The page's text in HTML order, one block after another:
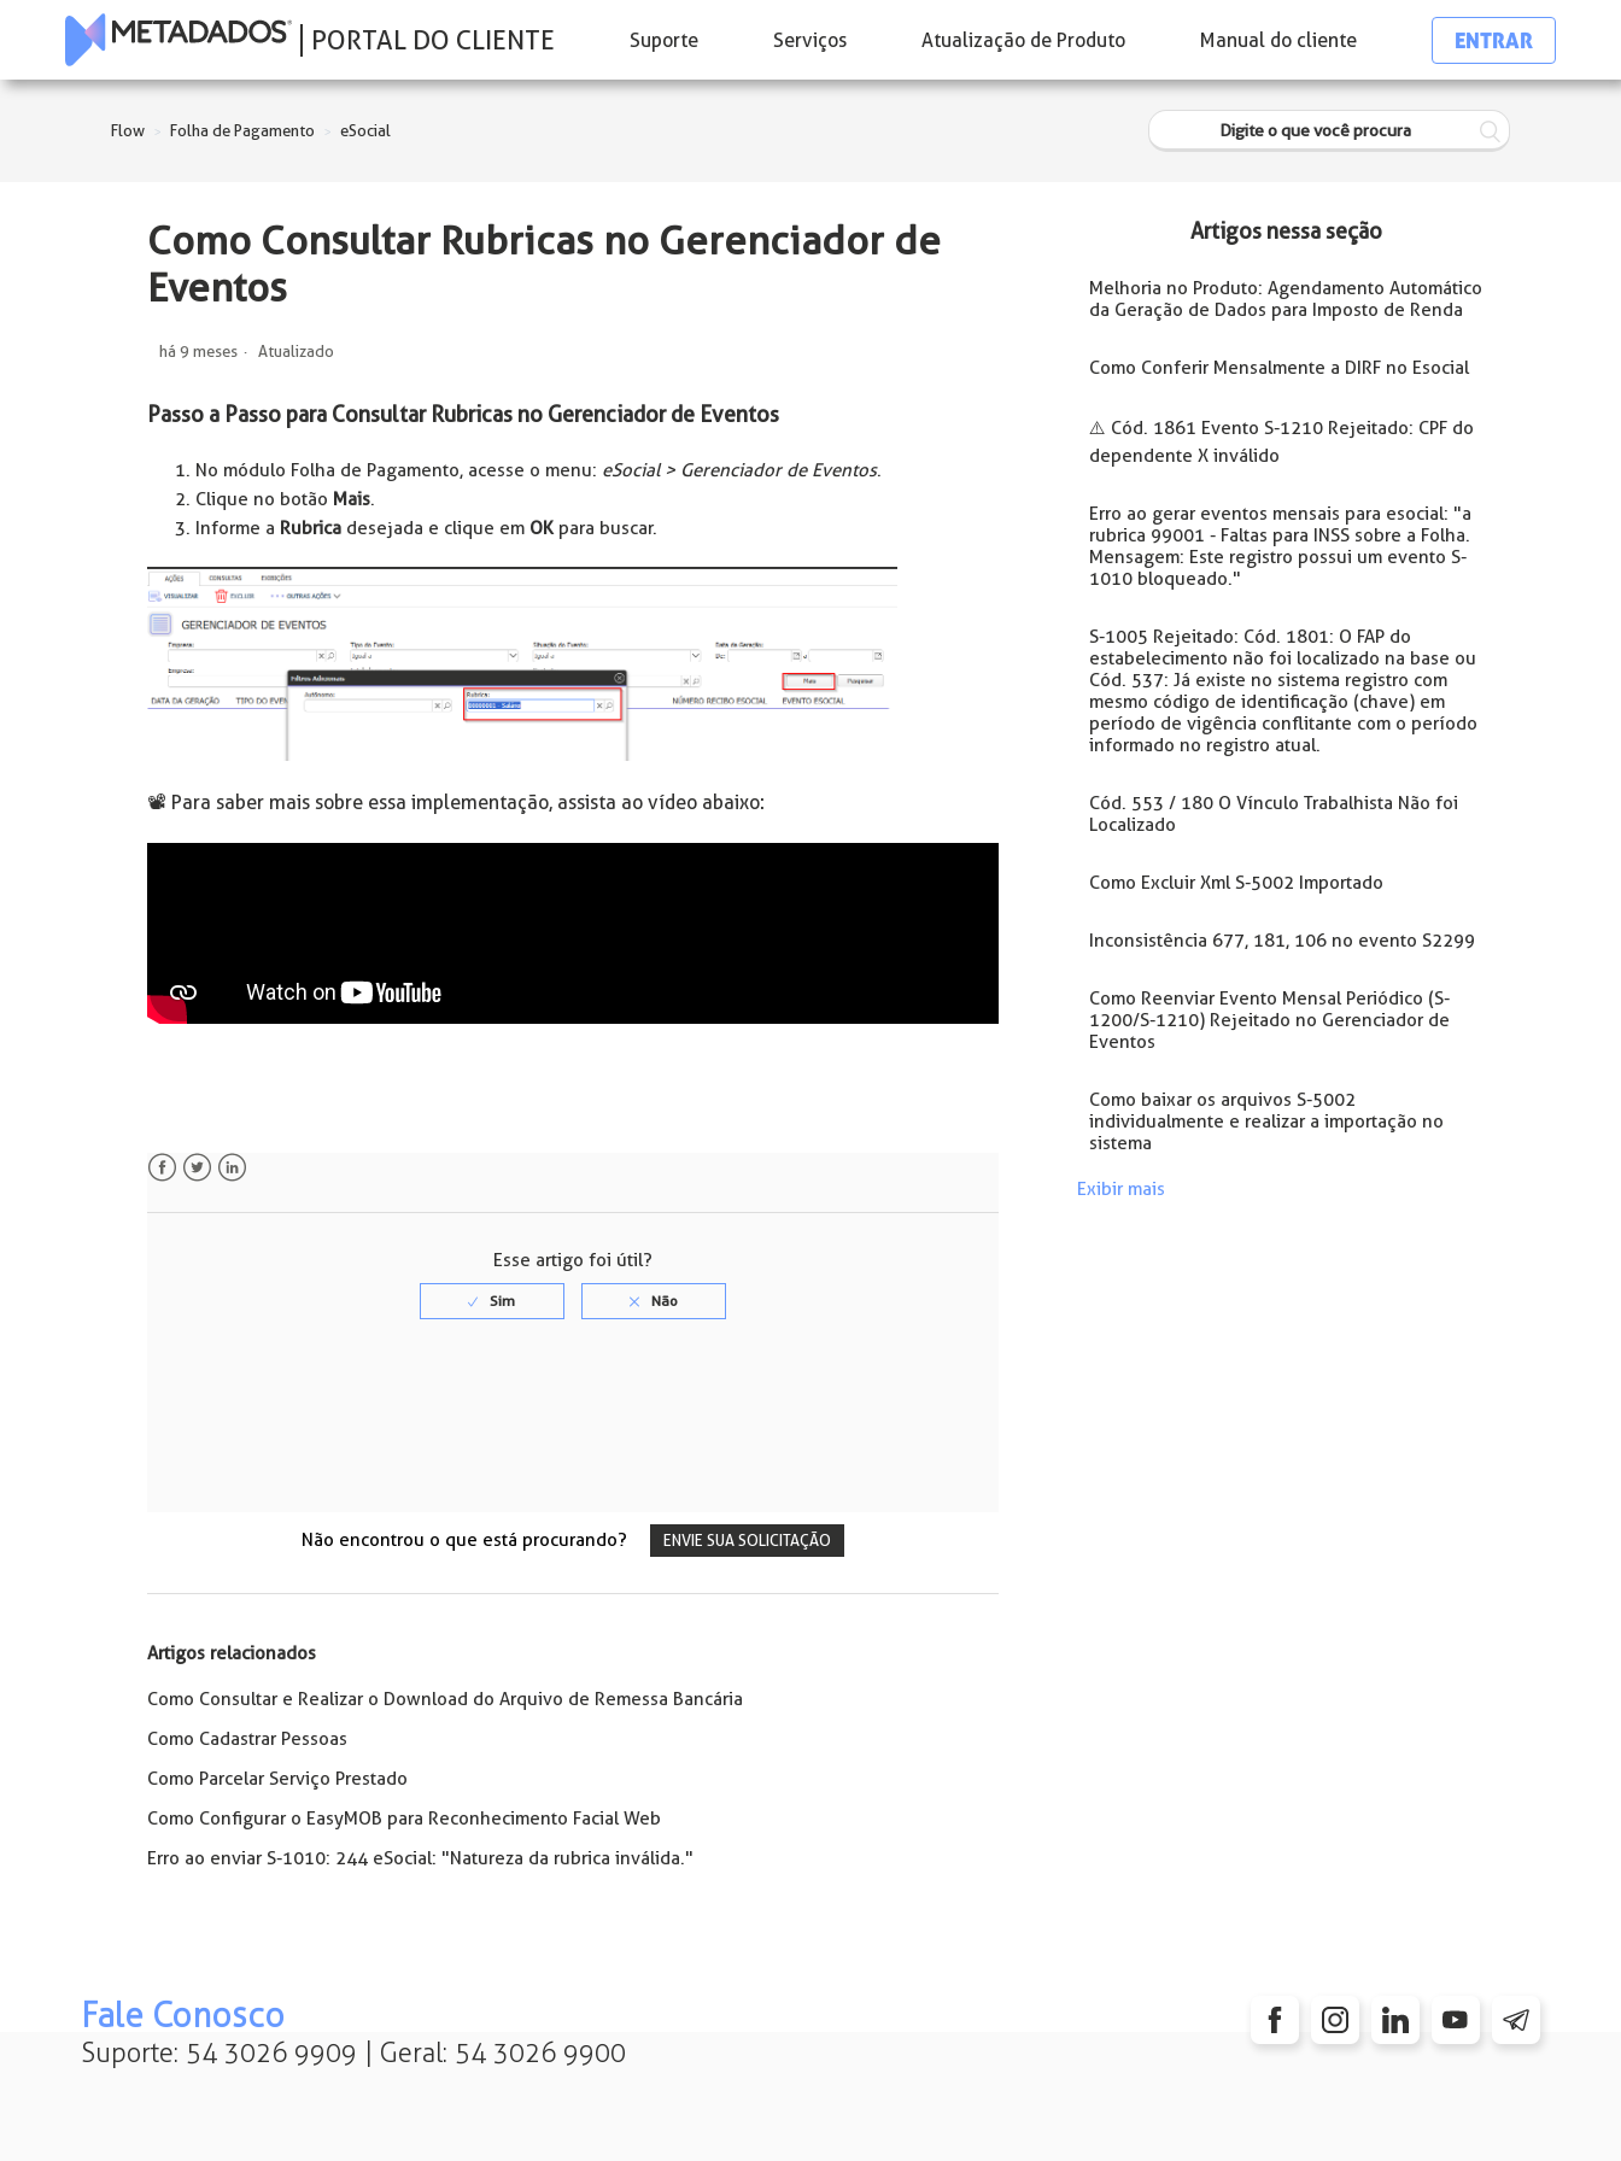
PORTAL DO CLIENTE Suporte Serviços Atualização de Produto Manual do cliente ENTRAR
Flow Folha de Pagamento eSocial
Como Consultar Rubricas no Gerenciador de
Eventos
há 9 meses Atualizado
Passo a Passo para Consultar Rubricas no Gerenciador de Eventos
No módulo Folha de Pagamento, acesse o menu: eSocial > Gerenciador de Eventos.
Clique no botão Mais.
Informe a Rubrica desejada e clique em OK para buscar.
📽️ Para saber mais sobre essa implementação, assista ao vídeo abaixo:
Esse artigo foi útil?
Não encontrou o que está procurando? ENVIE SUA SOLICITAÇÃO
Artigos relacionados
Como Consultar e Realizar o Download do Arquivo de Remessa Bancária
Como Cadastrar Pessoas
Como Parcelar Serviço Prestado
Como Configurar o EasyMOB para Reconhecimento Facial Web
Erro ao enviar S-1010: 244 eSocial: "Natureza da rubrica inválida."
Artigos nessa seção
Melhoria no Produto: Agendamento Automático
da Geração de Dados para Imposto de Renda
Como Conferir Mensalmente a DIRF no Esocial
⚠️ Cód. 1861 Evento S-1210 Rejeitado: CPF do
dependente X inválido
Erro ao gerar eventos mensais para esocial: "a
rubrica 99001 - Faltas para INSS sobre a Folha.
Mensagem: Este registro possui um evento S-
1010 bloqueado."
S-1005 Rejeitado: Cód. 1801: O FAP do
estabelecimento não foi localizado na base ou
Cód. 537: Já existe no sistema registro com
mesmo código de identificação (chave) em
período de vigência conflitante com o período
informado no registro atual.
Cód. 553 / 180 O Vínculo Trabalhista Não foi
Localizado
Como Excluir Xml S-5002 Importado
Inconsistência 677, 181, 106 no evento S2299
Como Reenviar Evento Mensal Periódico (S-
1200/S-1210) Rejeitado no Gerenciador de
Eventos
Como baixar os arquivos S-5002
individualmente e realizar a importação no
sistema
Exibir mais
Fale Conosco
Suporte: 54 3026 9909 | Geral: 54 3026 9900